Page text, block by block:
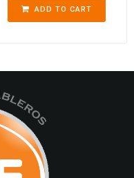
ADD TO CART